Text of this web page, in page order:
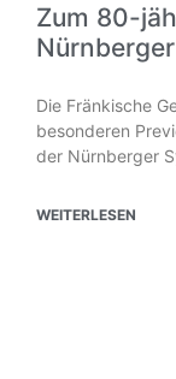
Zum 80-
Die Fränkische
besonderen
der Nürnberger
WEITERLESEN